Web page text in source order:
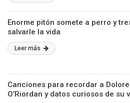
Enorme pitón somete a perro y
salvarle la vida
Leer más
Canciones para recordar a
O’Riordan y datos curiosos de su